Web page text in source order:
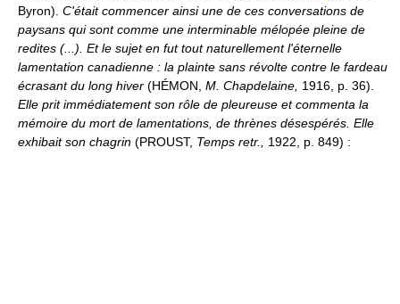
Byron). C'était commencer ainsi une de ces conversations de
paysans qui sont comme une interminable mélopée pleine de
redites (...). Et le sujet en fut tout naturellement l'éternelle
lamentation canadienne : la plainte sans révolte contre le fardeau
écrasant du long hiver (HÉMON, M. Chapdelaine, 1916, p. 36).
Elle prit immédiatement son rôle de pleureuse et commenta la
mémoire du mort de lamentations, de thrènes désespérés. Elle
exhibait son chagrin (PROUST, Temps retr., 1922, p. 849) :